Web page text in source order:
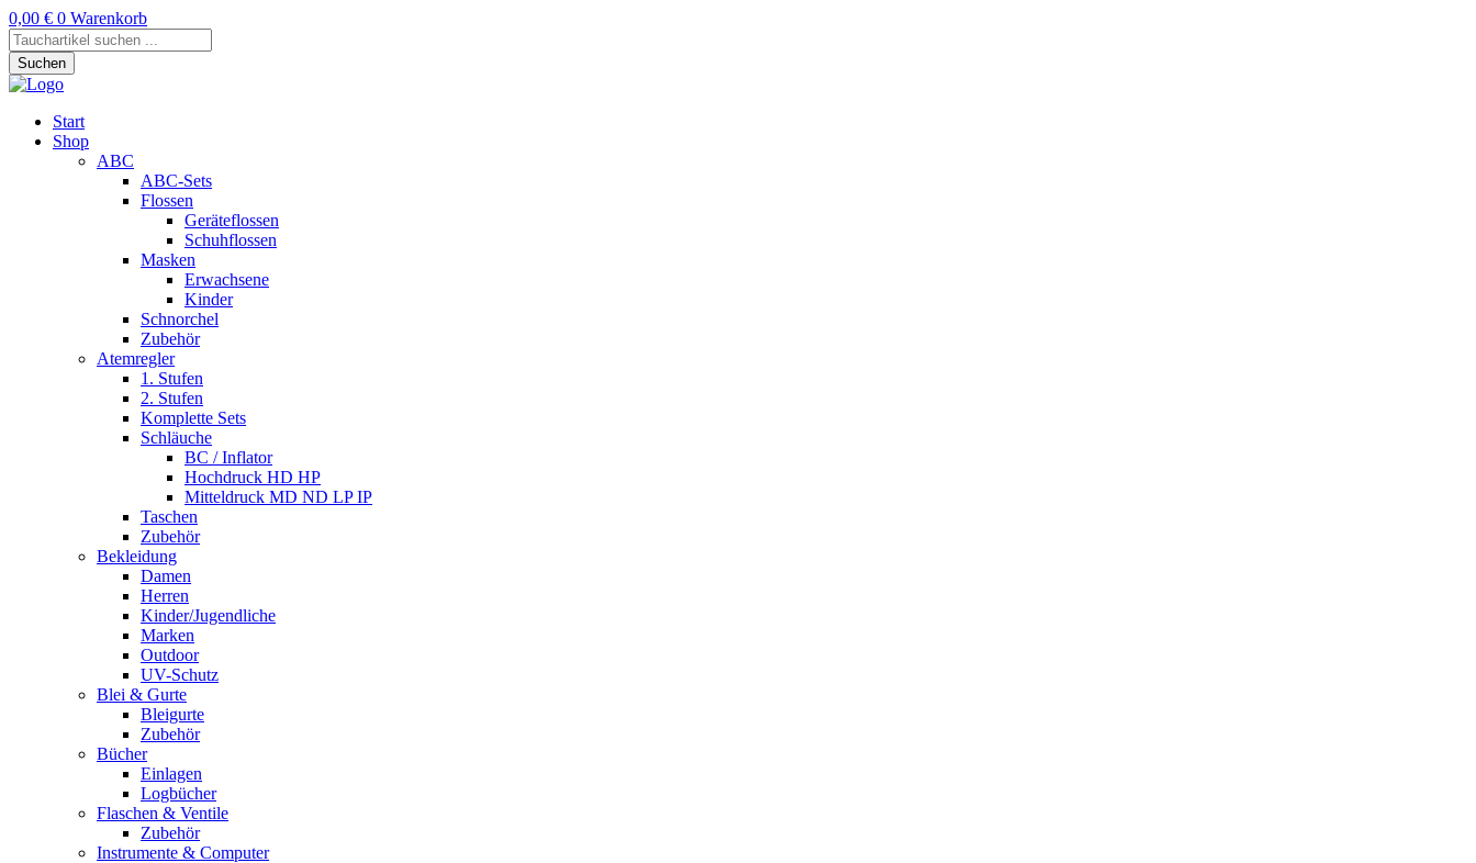
0,00 € 0 Warenkorb
Products
search
Suchen
Start
Shop
ABC
ABC-Sets
Flossen
Geräteflossen
Schuhflossen
Masken
Erwachsene
Kinder
Schnorchel
Zubehör
Atemregler
1. Stufen
2. Stufen
Komplette Sets
Schläuche
BC / Inflator
Hochdruck HD HP
Mitteldruck MD ND LP IP
Taschen
Zubehör
Bekleidung
Damen
Herren
Kinder/Jugendliche
Marken
Outdoor
UV-Schutz
Blei & Gurte
Bleigurte
Zubehör
Bücher
Einlagen
Logbücher
Flaschen & Ventile
Zubehör
Instrumente & Computer